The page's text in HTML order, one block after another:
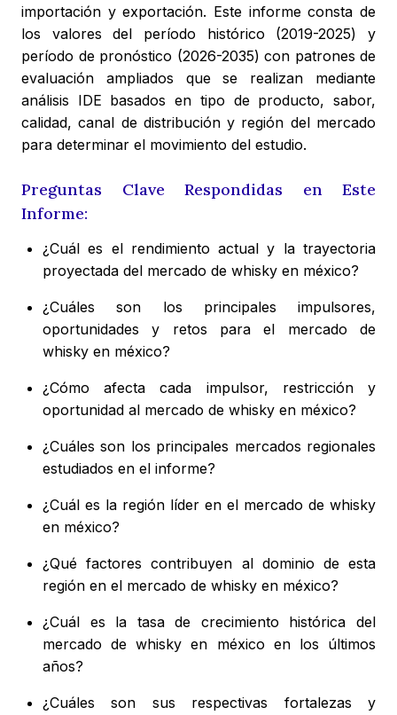
importación y exportación. Este informe consta de
los valores del período histórico (2019-2025) y
período de pronóstico (2026-2035) con patrones de
evaluación ampliados que se realizan mediante
análisis IDE basados en tipo de producto, sabor,
calidad, canal de distribución y región del mercado
para determinar el movimiento del estudio.
Preguntas Clave Respondidas en Este
Informe:
¿Cuál es el rendimiento actual y la trayectoria
proyectada del mercado de whisky en méxico?
¿Cuáles son los principales impulsores,
oportunidades y retos para el mercado de
whisky en méxico?
¿Cómo afecta cada impulsor, restricción y
oportunidad al mercado de whisky en méxico?
¿Cuáles son los principales mercados regionales
estudiados en el informe?
¿Cuál es la región líder en el mercado de whisky
en méxico?
¿Qué factores contribuyen al dominio de esta
región en el mercado de whisky en méxico?
¿Cuál es la tasa de crecimiento histórica del
mercado de whisky en méxico en los últimos
años?
¿Cuáles son sus respectivas fortalezas y